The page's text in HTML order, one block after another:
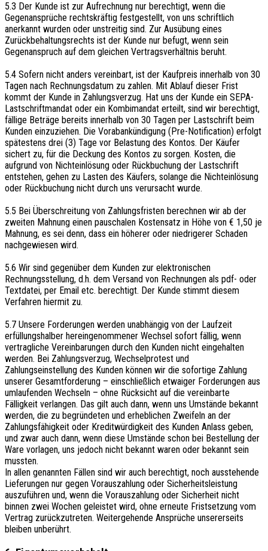
5.3 Der Kunde ist zur Aufrechnung nur berechtigt, wenn die
Gegenansprüche rechtskräftig festgestellt, von uns schriftlich
anerkannt wurden oder unstreitig sind. Zur Ausübung eines
Zurückbehaltungsrechts ist der Kunde nur befugt, wenn sein
Gegenanspruch auf dem gleichen Vertragsverhältnis beruht.
5.4 Sofern nicht anders vereinbart, ist der Kaufpreis innerhalb von 30
Tagen nach Rechnungsdatum zu zahlen. Mit Ablauf dieser Frist
kommt der Kunde in Zahlungsverzug. Hat uns der Kunde ein SEPA-
Lastschriftmandat oder ein Kombimandat erteilt, sind wir berechtigt,
fällige Beträge bereits innerhalb von 30 Tagen per Lastschrift beim
Kunden einzuziehen. Die Vorabankündigung (Pre-Notification) erfolgt
spätestens drei (3) Tage vor Belastung des Kontos. Der Käufer
sichert zu, für die Deckung des Kontos zu sorgen. Kosten, die
aufgrund von Nichteinlösung oder Rückbuchung der Lastschrift
entstehen, gehen zu Lasten des Käufers, solange die Nichteinlösung
oder Rückbuchung nicht durch uns verursacht wurde.
5.5 Bei Überschreitung von Zahlungsfristen berechnen wir ab der
zweiten Mahnung einen pauschalen Kostensatz in Höhe von € 1,50 je
Mahnung, es sei denn, dass ein höherer oder niedrigerer Schaden
nachgewiesen wird.
5.6 Wir sind gegenüber dem Kunden zur elektronischen
Rechnungsstellung, d.h. dem Versand von Rechnungen als pdf- oder
Textdatei, per Email etc. berechtigt. Der Kunde stimmt diesem
Verfahren hiermit zu.
5.7 Unsere Forderungen werden unabhängig von der Laufzeit
erfüllungshalber hereingenommener Wechsel sofort fällig, wenn
vertragliche Vereinbarungen durch den Kunden nicht eingehalten
werden. Bei Zahlungsverzug, Wechselprotest und
Zahlungseinstellung des Kunden können wir die sofortige Zahlung
unserer Gesamtforderung – einschließlich etwaiger Forderungen aus
umlaufenden Wechseln – ohne Rücksicht auf die vereinbarte
Fälligkeit verlangen. Das gilt auch dann, wenn uns Umstände bekannt
werden, die zu begründeten und erheblichen Zweifeln an der
Zahlungsfähigkeit oder Kreditwürdigkeit des Kunden Anlass geben,
und zwar auch dann, wenn diese Umstände schon bei Bestellung der
Ware vorlagen, uns jedoch nicht bekannt waren oder bekannt sein
mussten.
In allen genannten Fällen sind wir auch berechtigt, noch ausstehende
Lieferungen nur gegen Vorauszahlung oder Sicherheitsleistung
auszuführen und, wenn die Vorauszahlung oder Sicherheit nicht
binnen zwei Wochen geleistet wird, ohne erneute Fristsetzung vom
Vertrag zurückzutreten. Weitergehende Ansprüche unsererseits
bleiben unberührt.